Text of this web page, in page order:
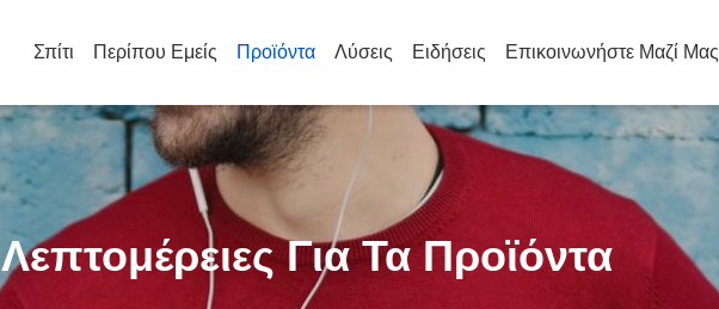
Σπίτι Περίπου Εμείς Προϊόντα Λύσεις Ειδήσεις Επικοινωνήστε Μαζί Μας
Λεπτομέρειες Για Τα Προϊόντα